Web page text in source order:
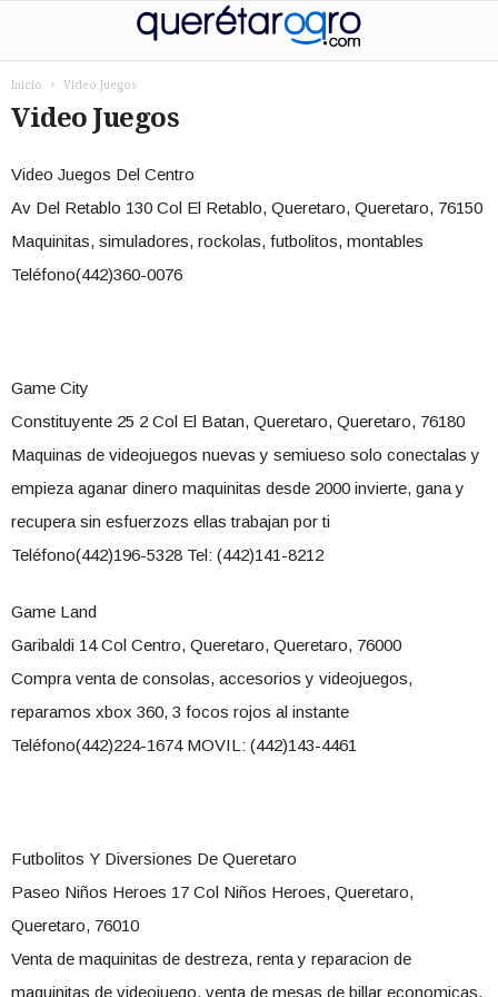
Inicio Video Juegos
Video Juegos
Video Juegos Del Centro
Av Del Retablo 130 Col El Retablo, Queretaro, Queretaro, 76150
Maquinitas, simuladores, rockolas, futbolitos, montables
Teléfono(442)360-0076
Game City
Constituyente 25 2 Col El Batan, Queretaro, Queretaro, 76180
Maquinas de videojuegos nuevas y semiueso solo conectalas y
empieza aganar dinero maquinitas desde 2000 invierte, gana y
recupera sin esfuerzozs ellas trabajan por ti
Teléfono(442)196-5328 Tel: (442)141-8212
Game Land
Garibaldi 14 Col Centro, Queretaro, Queretaro, 76000
Compra venta de consolas, accesorios y videojuegos,
reparamos xbox 360, 3 focos rojos al instante
Teléfono(442)224-1674 MOVIL: (442)143-4461
Futbolitos Y Diversiones De Queretaro
Paseo Niños Heroes 17 Col Niños Heroes, Queretaro,
Queretaro, 76010
Venta de maquinitas de destreza, renta y reparacion de
maquinitas de videojuego, venta de mesas de billar economicas,